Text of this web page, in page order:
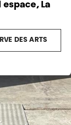
espace, La
DES ARTS